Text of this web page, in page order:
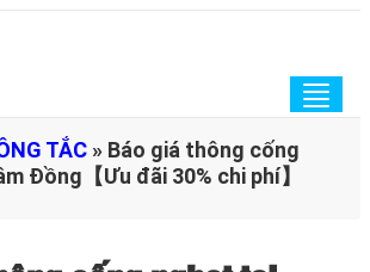
TẮC » Báo giá thông cống
Đồng【Ưu đãi 30% chi phí】